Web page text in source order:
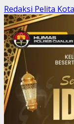
Redaksi Pelita Kota